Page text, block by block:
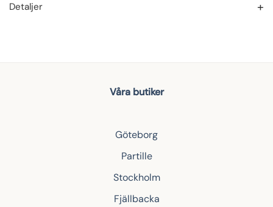
Detaljer
Våra butiker
Göteborg
Partille
Stockholm
Fjällbacka